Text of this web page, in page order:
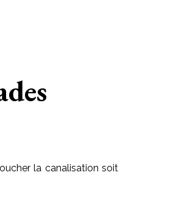
la canalisation soit